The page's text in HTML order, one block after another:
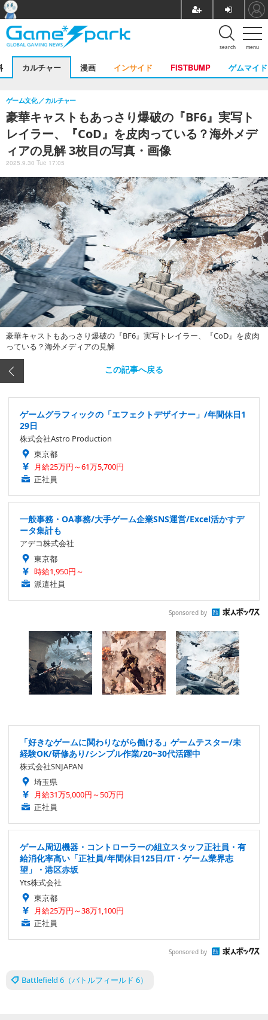
menu
search
カルチャー 漫画 インサイド FISTBUMP ゲムマイド
豪華キャストもあっさり爆破の『BF6』実写ト
レイラー、『CoD』を皮肉っている？海外メデ
ィアの見解 3枚目の写真・画像
ゲーム文化 カルチャー
2025.9.30 Tue 17:05
豪華キャストもあっさり爆破の『BF6』実写トレイラー、『CoD』を皮肉
っている？海外メディアの見解
この記事へ戻る
ゲームグラフィックの「エフェクトデザイナー」/年間休日1
29日
株式会社Astro Production
東京都
月給25万円～61万5,700円
正社員
一般事務・OA事務/大手ゲーム企業SNS運営/Excel活かすデ
ータ集計も
アデコ株式会社
東京都
時給1,950円～
派遣社員
Sponsored by
「好きなゲームに関わりながら働ける」ゲームテスター/未
経験OK/研修あり/シンプル作業/20~30代活躍中
株式会社SNJAPAN
埼玉県
月給31万5,000円～50万円
正社員
ゲーム周辺機器・コントローラーの組立スタッフ正社員・有
給消化率高い「正社員/年間休日125日/IT・ゲーム業界志
望」・港区赤坂
Yts株式会社
東京都
月給25万円～38万1,100円
正社員
Sponsored by
Battlefield 6（バトルフィールド 6）